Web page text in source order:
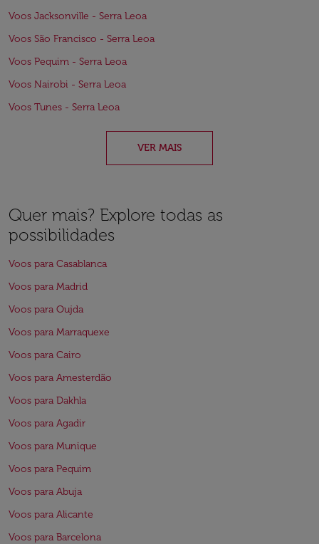
Voos Jacksonville - Serra Leoa
Voos São Francisco - Serra Leoa
Voos Pequim - Serra Leoa
Voos Nairobi - Serra Leoa
Voos Tunes - Serra Leoa
VER MAIS
Quer mais? Explore todas as
possibilidades
Voos para Casablanca
Voos para Madrid
Voos para Oujda
Voos para Marraquexe
Voos para Cairo
Voos para Amesterdão
Voos para Dakhla
Voos para Agadir
Voos para Munique
Voos para Pequim
Voos para Abuja
Voos para Alicante
Voos para Barcelona